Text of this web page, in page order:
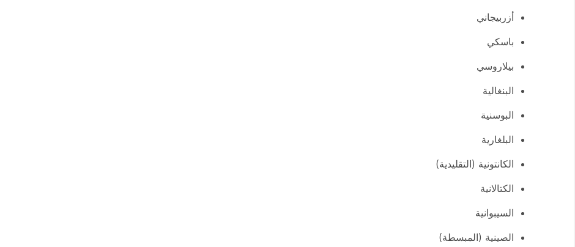
أزربيجاني
باسكي
بيلاروسي
البنغالية
البوسنية
البلغارية
الكانتونية (التقليدية)
الكتالانية
السيبوانية
الصينية (المبسطة)